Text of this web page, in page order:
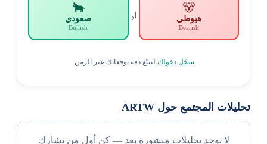
🐻
هبوطي
Bearish
أو
🐂
صعودي
Bullish
سجّل دخولكلتتبّع دقة توقعاتك عبر الزمن.
تحليلات المجتمع حول ARTW
لا توجد تحليلات منشورة بعد — كن أول من يشارك